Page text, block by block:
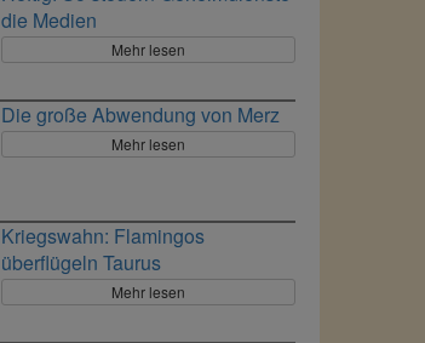
die Medien
Mehr lesen
Die große Abwendung von Merz
Mehr lesen
Kriegswahn: Flamingos
überflügeln Taurus
Mehr lesen